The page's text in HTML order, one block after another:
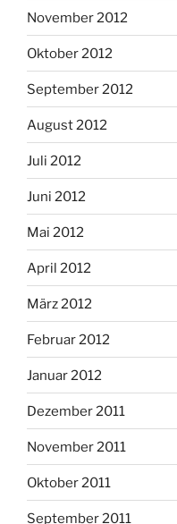
November 2012
Oktober 2012
September 2012
August 2012
Juli 2012
Juni 2012
Mai 2012
April 2012
März 2012
Februar 2012
Januar 2012
Dezember 2011
November 2011
Oktober 2011
September 2011